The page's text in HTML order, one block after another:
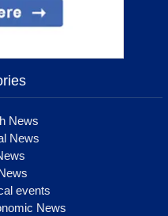
News
News
events
News